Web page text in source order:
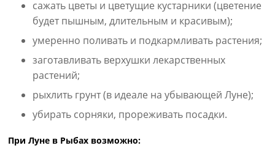
сажать цветы и цветущие кустарники (цветение
будет пышным, длительным и красивым);
умеренно поливать и подкармливать растения;
заготавливать верхушки лекарственных
растений;
рыхлить грунт (в идеале на убывающей Луне);
убирать сорняки, прореживать посадки.
При Луне в Рыбах возможно: